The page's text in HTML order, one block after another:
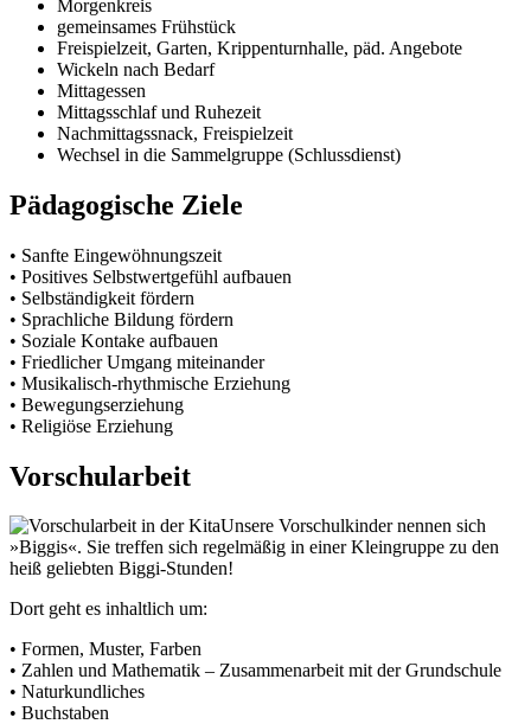
Morgenkreis
gemeinsames Frühstück
Freispielzeit, Garten, Krippenturnhalle, päd. Angebote
Wickeln nach Bedarf
Mittagessen
Mittagsschlaf und Ruhezeit
Nachmittagssnack, Freispielzeit
Wechsel in die Sammelgruppe (Schlussdienst)
Pädagogische Ziele
• Sanfte Eingewöhnungszeit
• Positives Selbstwertgefühl aufbauen
• Selbständigkeit fördern
• Sprachliche Bildung fördern
• Soziale Kontake aufbauen
• Friedlicher Umgang miteinander
• Musikalisch-rhythmische Erziehung
• Bewegungserziehung
• Religiöse Erziehung
Vorschularbeit
Unsere Vorschulkinder nennen sich
»Biggis«. Sie treffen sich regelmäßig in einer Kleingruppe zu den
heiß geliebten Biggi-Stunden!
Dort geht es inhaltlich um:
• Formen, Muster, Farben
• Zahlen und Mathematik – Zusammenarbeit mit der Grundschule
• Naturkundliches
• Buchstaben